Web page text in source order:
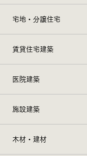
宅地・分譲住宅
賃貸住宅建築
医院建築
施設建築
木材・建材